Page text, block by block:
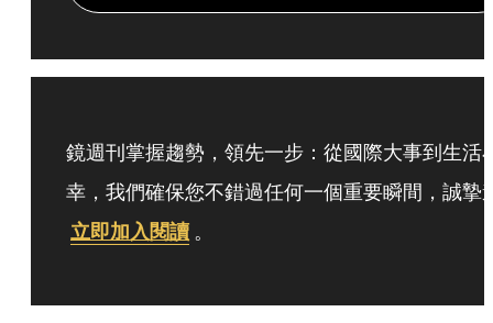
鏡週刊掌握趨勢，領先一步：從國際大事到生活
幸，我們確保您不錯過任何一個重要瞬間，誠摯
立即加入閱讀 。